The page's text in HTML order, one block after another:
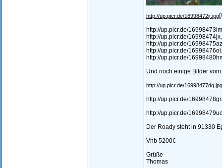
http://up.picr.de/16998472jr.jpg
http://up.picr.de/
http://up.picr.de/
http://up.picr.de/
http://up.picr.de/
http://up.picr.de/
Und noch einige Bilder
http://up.picr.de/16998477dq.jpg
http://up.picr.de/
http://up.picr.de/
Der Roady steht in 91330
Vhb 5200€
Grüße
Thomas